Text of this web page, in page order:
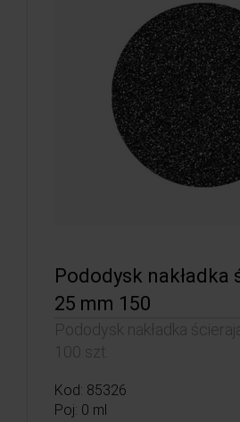
Pododysk nakładka
25 mm 150
Pododysk nakładka
100 szt.
Kod: 85326
Poj: 0 ml